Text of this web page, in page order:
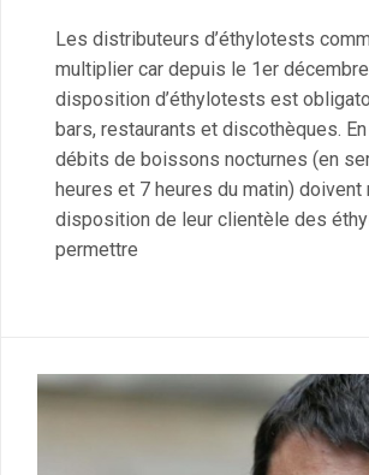
Les distributeurs d’éthylotests
multiplier car depuis le 1er
disposition d’éthylotests est
bars, restaurants et discothèques.
débits de boissons nocturnes (en
heures et 7 heures du matin) doivent
disposition de leur clientèle des
permettre